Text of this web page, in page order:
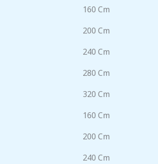
160 Cm
200 Cm
240 Cm
280 Cm
320 Cm
160 Cm
200 Cm
240 Cm